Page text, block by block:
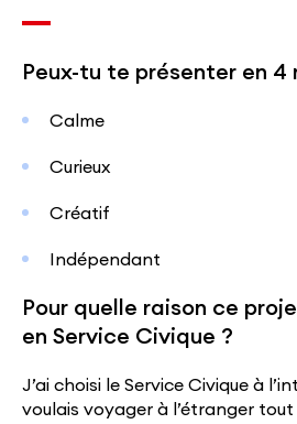
Peux-tu te présenter en 4
Calme
Curieux
Créatif
Indépendant
Pour quelle raison ce
en Service Civique ?
J’ai choisi le Service Civique à
voulais voyager à l’étranger